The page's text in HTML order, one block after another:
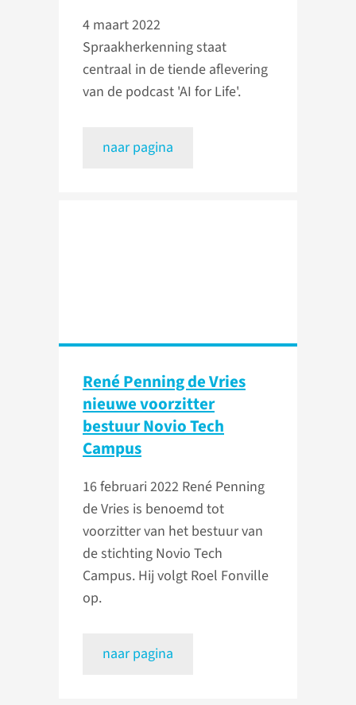
4 maart 2022
Spraakherkenning staat
centraal in de tiende aflevering
van de podcast 'AI for Life'.
naar pagina
René Penning de Vries
nieuwe voorzitter
bestuur Novio Tech
Campus
16 februari 2022 René Penning
de Vries is benoemd tot
voorzitter van het bestuur van
de stichting Novio Tech
Campus. Hij volgt Roel Fonville
op.
naar pagina